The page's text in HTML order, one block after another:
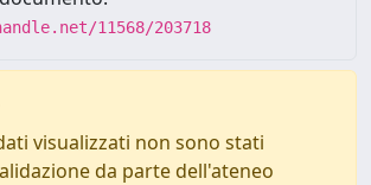
11568/203718
visualizzati non sono stati
da parte dell'ateneo